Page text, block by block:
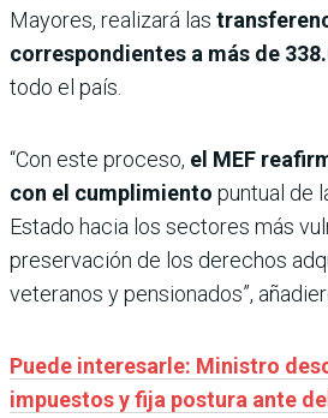
Mayores, realizará las
correspondientes a más de
todo el país.
“Con este proceso, el MEF
con el cumplimiento puntual de
Estado hacia los sectores más
preservación de los derechos
veteranos y pensionados”,
Puede interesarle: Ministro
impuestos y fija postura ante